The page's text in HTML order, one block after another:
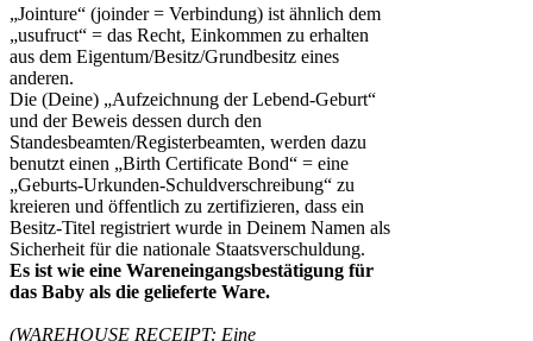
„Jointure“ (joinder = Verbindung) ist ähnlich dem
„usufruct“ = das Recht, Einkommen zu erhalten
aus dem Eigentum/Besitz/Grundbesitz eines
anderen.
Die (Deine) „Aufzeichnung der Lebend-Geburt“
und der Beweis dessen durch den
Standesbeamten/Registerbeamten, werden dazu
benutzt einen „Birth Certificate Bond“ = eine
„Geburts-Urkunden-Schuldverschreibung“ zu
kreieren und öffentlich zu zertifizieren, dass ein
Besitz-Titel registriert wurde in Deinem Namen als
Sicherheit für die nationale Staatsverschuldung.
Es ist wie eine Wareneingangsbestätigung für
das Baby als die gelieferte Ware.
(WAREHOUSE RECEIPT: Eine